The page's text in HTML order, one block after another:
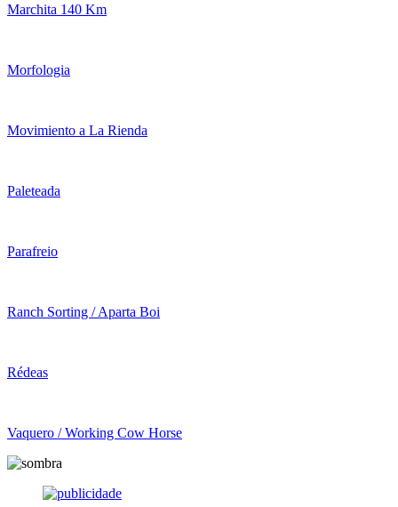
Marchita 140 Km
Morfologia
Movimiento a La Rienda
Paleteada
Parafreio
Ranch Sorting / Aparta Boi
Rédeas
Vaquero / Working Cow Horse